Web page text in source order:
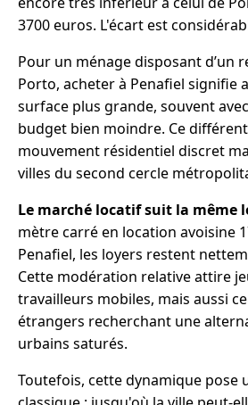
3700 euros. L'écart est
Pour un ménage disposant d’un
Porto, acheter à Penafiel signifie
surface plus grande, souvent
budget bien moindre. Ce
mouvement résidentiel discret
villes du second cercle
Le marché locatif suit la même
mètre carré en location avoisine
Penafiel, les loyers restent
Cette modération relative attire
travailleurs mobiles, mais aussi
étrangers recherchant une
urbains saturés.
Toutefois, cette dynamique pose